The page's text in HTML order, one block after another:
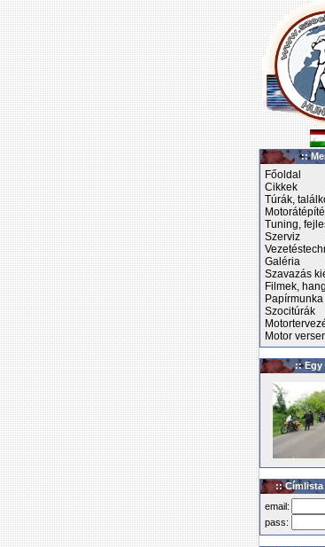
::
Főoldal
Cikkek
Túrák,
Tuning,
Szerviz
Galéria
Szavazás
Filmek,
Papírmunka
Szocitúrák
Motor
:: Egy
:: Címlista
email:
pass: